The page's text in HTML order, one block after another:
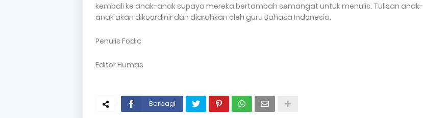
kembali ke anak-anak supaya mereka bertambah semangat untuk menulis. Tulisan anak-
anak akan dikoordinir dan diarahkan oleh guru Bahasa Indonesia.
Penulis Fodic
Editor Humas
Berbagi